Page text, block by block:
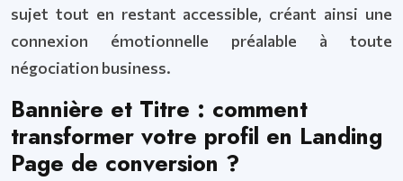
sujet tout en restant accessible, créant ainsi une
connexion émotionnelle préalable à toute
négociation business.
Bannière et Titre : comment
transformer votre profil en Landing
Page de conversion ?